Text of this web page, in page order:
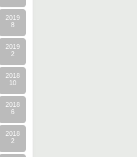
2019
8
2019
2
2018
10
2018
6
2018
2